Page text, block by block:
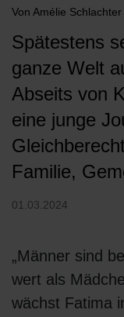
Von Amélie Schlachter
Spätestens
ganze Welt
Abseits von
eine junge
Familie,
01.03.2024
„Männer sind
wert als
wächst Fatima